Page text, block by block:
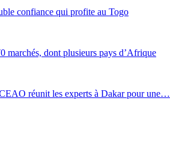
confiance qui profite au Togo
marchés, dont plusieurs pays d’Afrique
réunit les experts à Dakar pour une…